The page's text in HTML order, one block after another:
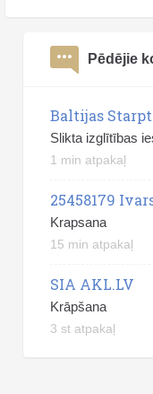
Pēdējie
Baltijas
Slikta izglītības
1 min atpakaļ
25458179
Krapsana
15 min atpakaļ
SIA AKL.LV
Krāpšana
3 st atpakaļ